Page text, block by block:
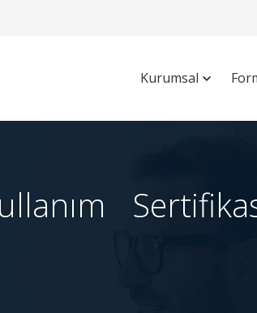
Kurumsal